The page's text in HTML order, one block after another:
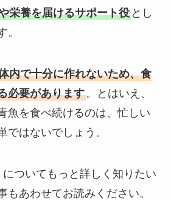
栄養を届けるサポート役とし
。
内で十分に作れないため、食
必要があります。とはいえ、
魚を食べ続けるのは、忙しい
ではないでしょう。
についてもっと詳しく知りたい
もあわせてお読みください。